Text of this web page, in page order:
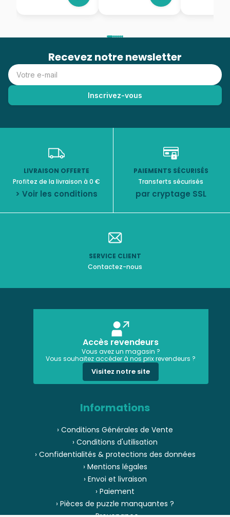
Recevez notre newsletter
LIVRAISON OFFERTE
Profitez de la livraison à 0 €
> Voir les conditions
PAIEMENTS SÉCURISÉS
Transferts sécurisés
par cryptage SSL
SERVICE CLIENT
Contactez-nous
Accès revendeurs
Vous avez un magasin ?
Vous souhaitez accéder à nos prix revendeurs ?
Visitez notre site
Informations
› Conditions Générales de Vente
› Conditions d'utilisation
› Confidentialités & protections des données
› Mentions légales
› Envoi et livraison
› Paiement
› Pièces de puzzle manquantes ?